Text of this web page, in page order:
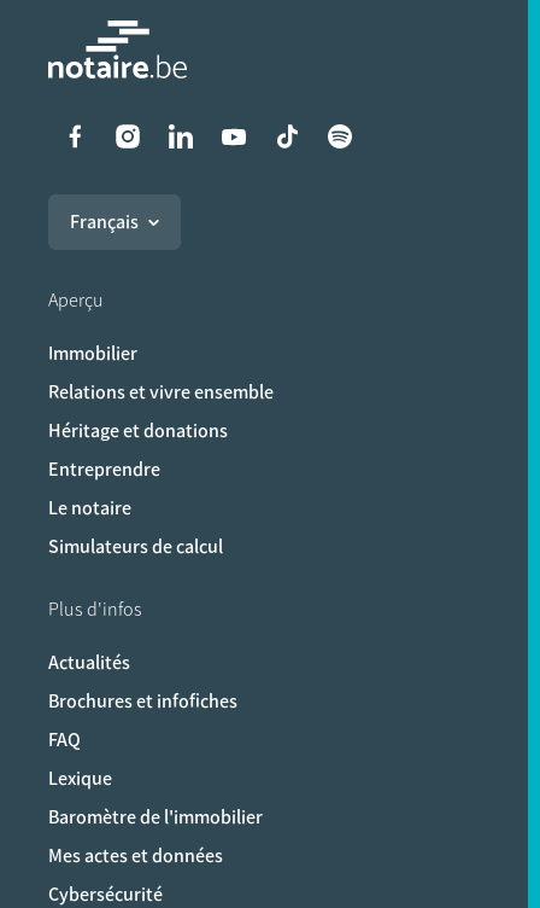
Liens vers les réseaux
Français
Aperçu
Immobilier
Relations et vivre ensemble
Héritage et donations
Entreprendre
Le notaire
Simulateurs de calcul
Plus d'infos
Actualités
Brochures et infofiches
FAQ
Lexique
Baromètre de l'immobilier
Mes actes et données
Cybersécurité